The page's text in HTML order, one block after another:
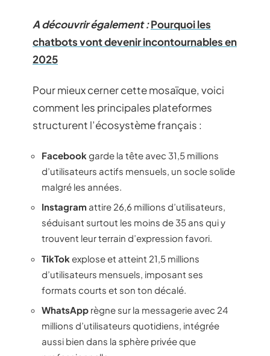
A découvrir également :Pourquoi les
chatbots vont devenir incontournables en
2025
Pour mieux cerner cette mosaïque, voici
comment les principales plateformes
structurent l’écosystème français :
Facebook garde la tête avec 31,5 millions
d’utilisateurs actifs mensuels, un socle solide
malgré les années.
Instagram attire 26,6 millions d’utilisateurs,
séduisant surtout les moins de 35 ans qui y
trouvent leur terrain d’expression favori.
TikTok explose et atteint 21,5 millions
d’utilisateurs mensuels, imposant ses
formats courts et son ton décalé.
WhatsApp règne sur la messagerie avec 24
millions d’utilisateurs quotidiens, intégrée
aussi bien dans la sphère privée que